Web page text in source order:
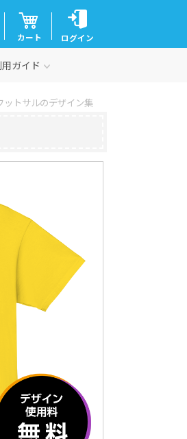
カート ログイン
用ガイド
ットサルのデザイン集